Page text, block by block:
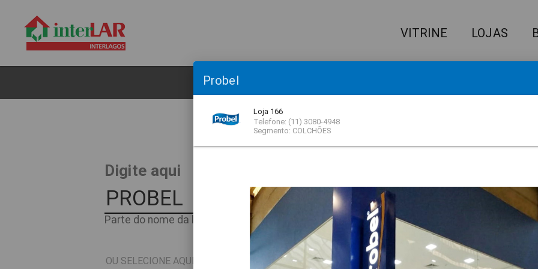
VITRINE LOJAS
O QUE VOCÊ ESTÁ
Digite aqui
Parte do nome da loja ou nome do filme
OU SELECIONE AQUI O SEGMENTO DA LOJA
Probel
Loja 166
Telefone: (11) 3080-4948
Segmento: COLCHÕES